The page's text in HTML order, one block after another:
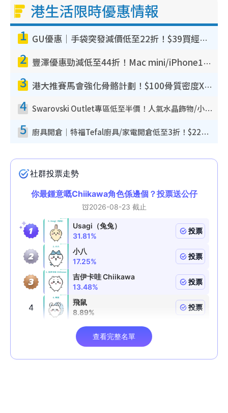
港生活限時優惠情報
1 GU優惠｜手袋突發減價低至22折！$39買經典波士頓包/餃子袋！飾物同步減價$29起！
2 豐澤優惠勁減低至44折！Mac mini/iPhone17Pro大減價！廚房家電$220起
3 港大推賽馬會強化骨骼計劃！$100骨質密度X光檢查 完成免費運動訓練送超市禮券！附參加資格
4 Swarovski Outlet專區低至半價！人氣水晶飾物/小擺設$138起！迪士尼款/水晶高跟鞋都有平
5 廚具開倉｜特福Tefal廚具/家電開倉低至3折！$220起買平底鍋/炒鑊/湯煲！電飯煲/吸塵機/燙斗$418起